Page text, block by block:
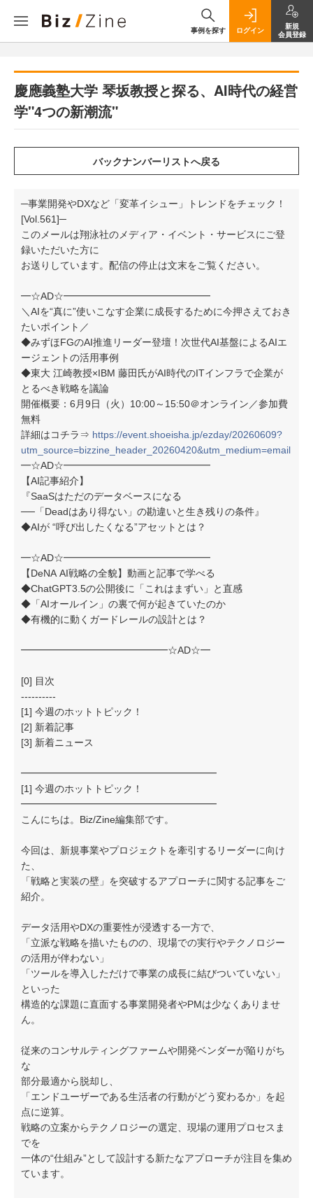
事例を探す ログイン
新規
会員登録
慶應義塾大学 琴坂教授と探る、AI時代の経営
学"4つの新潮流"
─事業開発やDXなど「変革イシュー」トレンドをチェック！
[Vol.561]─
このメールは翔泳社のメディア・イベント・サービスにご登
録いただいた方に
お送りしています。配信の停止は文末をご覧ください。
━☆AD☆━━━━━━━━━━━━━━━
＼AIを“真に”使いこなす企業に成長するために今押さえておき
たいポイント／
◆みずほFGのAI推進リーダー登壇！次世代AI基盤によるAIエ
ージェントの活用事例
◆東大 江崎教授×IBM 藤田氏がAI時代のITインフラで企業が
とるべき戦略を議論
開催概要：6月9日（火）10:00～15:50＠オンライン／参加費
無料
詳細はコチラ⇒ https://event.shoeisha.jp/ezday/20260609?
utm_source=bizzine_header_20260420&utm_medium=email
━☆AD☆━━━━━━━━━━━━━━━
【AI記事紹介】
『SaaSはただのデータベースになる
──「Deadはあり得ない」の勘違いと生き残りの条件』
◆AIが “呼び出したくなる”アセットとは？
━☆AD☆━━━━━━━━━━━━━━━
【DeNA AI戦略の全貌】動画と記事で学べる
◆ChatGPT3.5の公開後に「これはまずい」と直感
◆「AIオールイン」の裏で何が起きていたのか
◆有機的に動くガードレールの設計とは？
━━━━━━━━━━━━━━━☆AD☆━
[0] 目次
----------
[1] 今週のホットトピック！
[2] 新着記事
[3] 新着ニュース
━━━━━━━━━━━━━━━━━━━━
[1] 今週のホットトピック！
━━━━━━━━━━━━━━━━━━━━
こんにちは。Biz/Zine編集部です。
今回は、新規事業やプロジェクトを牽引するリーダーに向け
た、
「戦略と実装の壁」を突破するアプローチに関する記事をご
紹介。
データ活用やDXの重要性が浸透する一方で、
「立派な戦略を描いたものの、現場での実行やテクノロジー
の活用が伴わない」
「ツールを導入しただけで事業の成長に結びついていない」
といった
構造的な課題に直面する事業開発者やPMは少なくありませ
ん。
従来のコンサルティングファームや開発ベンダーが陥りがち
な
部分最適から脱却し、
「エンドユーザーである生活者の行動がどう変わるか」を起
点に逆算。
戦略の立案からテクノロジーの選定、現場の運用プロセスま
でを
一体の“仕組み”として設計する新たなアプローチが注目を集め
ています。